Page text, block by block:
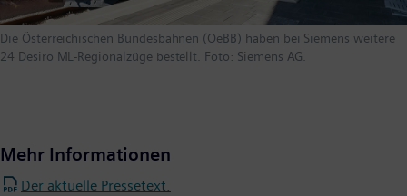
Die Österreichischen Bundesbahnen (OeBB) haben bei Siemens weitere
24 Desiro ML-Regionalzüge bestellt. Foto: Siemens AG.
Mehr Informationen
Der aktuelle Pressetext.